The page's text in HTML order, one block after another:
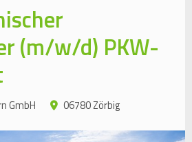
(m/w/d) PKW-
GmbH 06780 Zörbig